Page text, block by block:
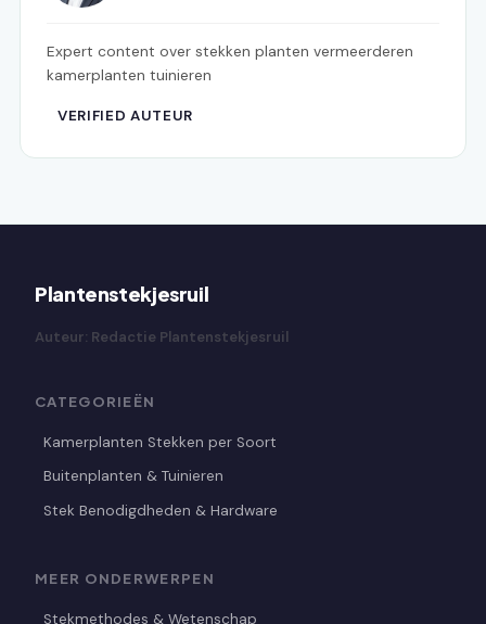
Expert content over stekken planten vermeerderen
kamerplanten tuinieren
VERIFIED AUTEUR
Plantenstekjesruil
Auteur: Redactie Plantenstekjesruil
CATEGORIEËN
Kamerplanten Stekken per Soort
Buitenplanten & Tuinieren
Stek Benodigdheden & Hardware
MEER ONDERWERPEN
Stekmethodes & Wetenschap